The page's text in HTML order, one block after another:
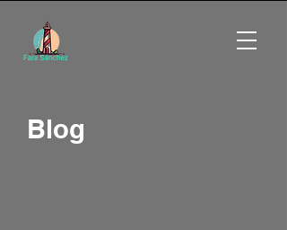
Blog